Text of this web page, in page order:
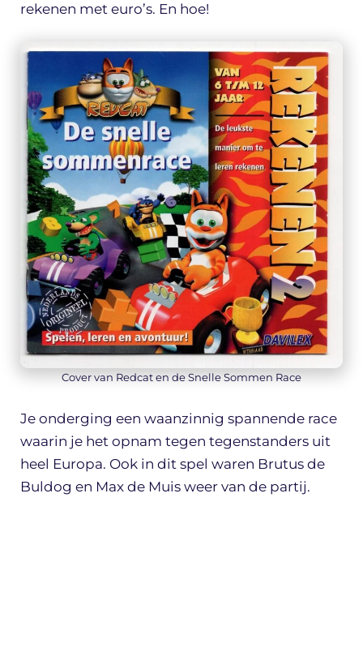
rekenen met euro’s. En hoe!
Cover van Redcat en de Snelle Sommen Race
Je onderging een waanzinnig spannende race
waarin je het opnam tegen tegenstanders uit
heel Europa. Ook in dit spel waren Brutus de
Buldog en Max de Muis weer van de partij.